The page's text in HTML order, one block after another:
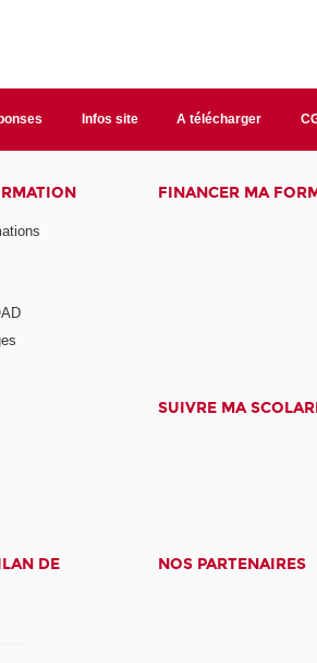
Infos site A télécharger
FINANCER MA
SUIVRE MA
DE
NOS PARTENAIRES